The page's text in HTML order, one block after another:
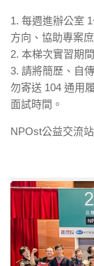
1. 每週進辦公室
方向、協助專案庶
2. 本梯次實習期
3. 請將簡歷、自
勿寄送 104 通用
面試時間。
NPOst公益交流